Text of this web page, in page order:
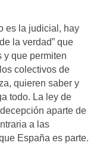
es la judicial, hay
la verdad” que
y que permiten
colectivos de
quieren saber y
todo. La ley de
aparte de
a las
España es parte.